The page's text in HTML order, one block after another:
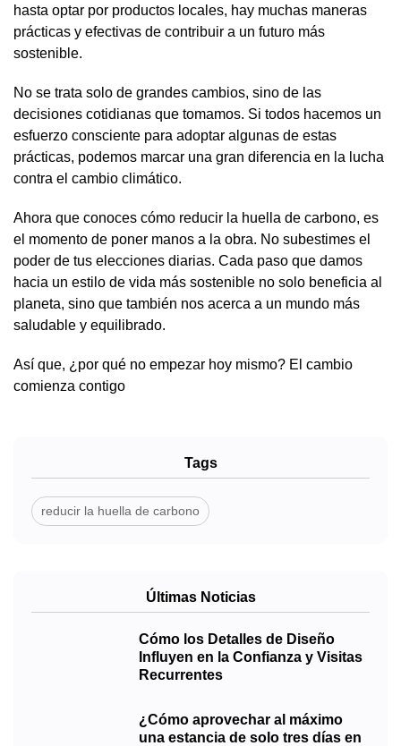
hasta optar por productos locales, hay muchas maneras
prácticas y efectivas de contribuir a un futuro más
sostenible.
No se trata solo de grandes cambios, sino de las
decisiones cotidianas que tomamos. Si todos hacemos un
esfuerzo consciente para adoptar algunas de estas
prácticas, podemos marcar una gran diferencia en la lucha
contra el cambio climático.
Ahora que conoces cómo reducir la huella de carbono, es
el momento de poner manos a la obra. No subestimes el
poder de tus elecciones diarias. Cada paso que damos
hacia un estilo de vida más sostenible no solo beneficia al
planeta, sino que también nos acerca a un mundo más
saludable y equilibrado.
Así que, ¿por qué no empezar hoy mismo? El cambio
comienza contigo
Tags
reducir la huella de carbono
Últimas Noticias
Cómo los Detalles de Diseño
Influyen en la Confianza y Visitas
Recurrentes
¿Cómo aprovechar al máximo
una estancia de solo tres días en